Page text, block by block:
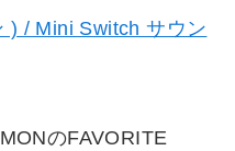
) / Mini Switch サウン
のFAVORITE